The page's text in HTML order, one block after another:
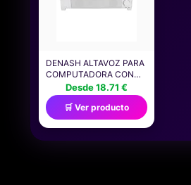
DENASH ALTAVOZ PARA
COMPUTADORA CON
MICRÓFONO,
PARLANTES DUALES DE
ALTA POTENCIA Y
TECNOLOGÍA DE BAJOS
CON PROCESADOR DE
SEÑAL DIGITAL, SONIDO
Desde 18.71 €
🛒 Ver producto